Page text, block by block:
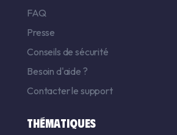
FAQ
Presse
Conseils de sécurité
Besoin d'aide ?
Contacter le support
THÉMATIQUES